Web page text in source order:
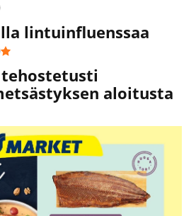
lintuinfluenssaa
aloitusta